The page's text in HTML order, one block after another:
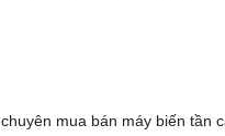
mua bán máy biến tần